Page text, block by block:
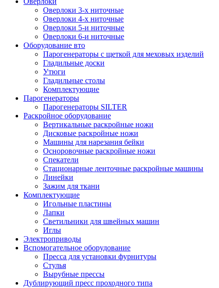
Оверлоки 3-х ниточные
Оверлоки 4-х ниточные
Оверлоки 5-и ниточные
Оверлоки 6-и ниточные
Оборудование вто
Парогенераторы с щеткой для меховых изделий
Гладильные доски
Утюги
Гладильные столы
Комплектующие
Парогенераторы
Парогенераторы SILTER
Раскройное оборудование
Вертикальные раскройные ножи
Дисковые раскройные ножи
Машины для нарезания бейки
Осноровочные раскройные ножи
Спекатели
Стационарные ленточные раскройные машины
Линейки
Зажим для ткани
Комплектующие
Игольные пластины
Лапки
Светильники для швейных машин
Иглы
Электроприводы
Вспомогательное оборудование
Пресса для установки фурнитуры
Стулья
Вырубные прессы
Дублирующий пресс проходного типа